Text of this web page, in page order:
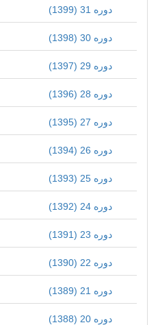
دوره 31 (1399)
دوره 30 (1398)
دوره 29 (1397)
دوره 28 (1396)
دوره 27 (1395)
دوره 26 (1394)
دوره 25 (1393)
دوره 24 (1392)
دوره 23 (1391)
دوره 22 (1390)
دوره 21 (1389)
دوره 20 (1388)